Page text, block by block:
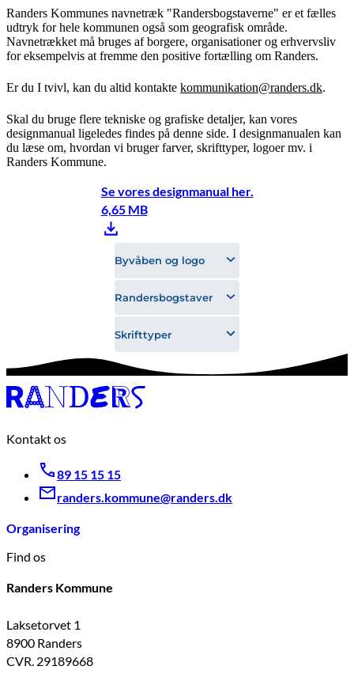
Randers Kommunes navnetræk "Randersbogstaverne" er et fælles
udtryk for hele kommunen også som geografisk område.
Navnetrækket må bruges af borgere, organisationer og erhvervsliv
for eksempelvis at fremme den positive fortælling om Randers.
Er du I tvivl, kan du altid kontakte kommunikation@randers.dk.
Skal du bruge flere tekniske og grafiske detaljer, kan vores
designmanual ligeledes findes på denne side. I designmanualen kan
du læse om, hvordan vi bruger farver, skrifttyper, logoer mv. i
Randers Kommune.
Se vores designmanual her.
6,65 MB
Byvåben og logo
Randersbogstaver
Skrifttyper
Kontakt os
89 15 15 15
randers.kommune@randers.dk
Organisering
Find os
Randers Kommune
Laksetorvet 1
8900 Randers
CVR. 29189668